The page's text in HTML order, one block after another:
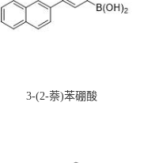
3-(2-萘)苯硼酸